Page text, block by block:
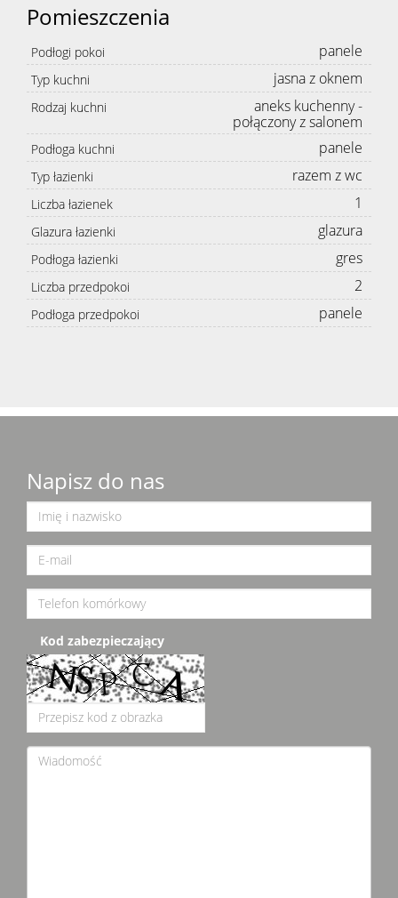
Pomieszczenia
Podłogi pokoi panele
Typ kuchni jasna z oknem
Rodzaj kuchni
aneks kuchenny -
połączony z salonem
Podłoga kuchni panele
Typ łazienki razem z wc
Liczba łazienek 1
Glazura łazienki glazura
Podłoga łazienki gres
Liczba przedpokoi 2
Podłoga przedpokoi panele
Napisz do nas
Kod zabezpieczający